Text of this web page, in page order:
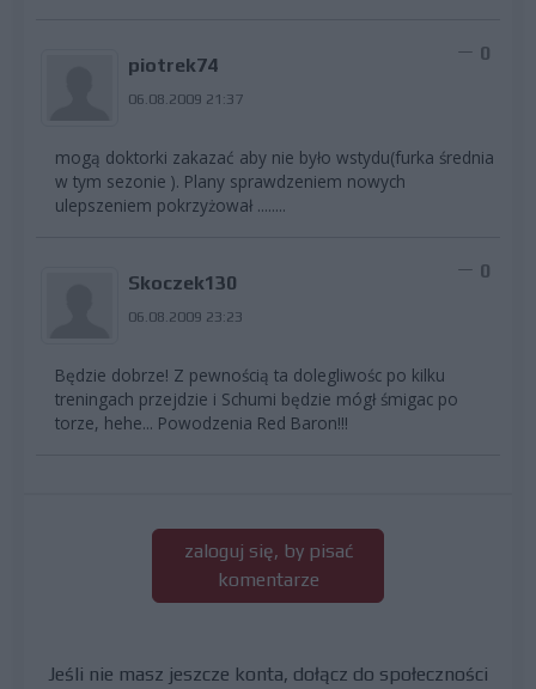
piotrek74
06.08.2009 21:37
0
mogą doktorki zakazać aby nie było wstydu(furka średnia
w tym sezonie ). Plany sprawdzeniem nowych
ulepszeniem pokrzyżował ........
Skoczek130
06.08.2009 23:23
0
Będzie dobrze! Z pewnością ta dolegliwośc po kilku
treningach przejdzie i Schumi będzie mógł śmigac po
torze, hehe... Powodzenia Red Baron!!!
zaloguj się, by pisać
komentarze
Jeśli nie masz jeszcze konta, dołącz do społeczności